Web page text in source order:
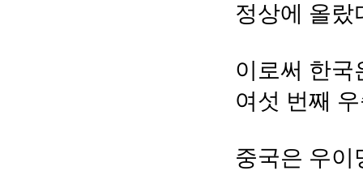
정상에 올랐
이로써 한국
여섯 번째
중국은 우이